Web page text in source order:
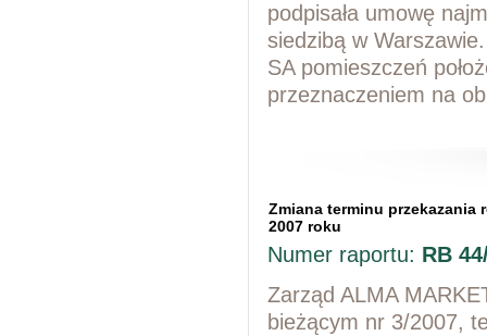
podpisała umowę
siedzibą w
SA pomieszczeń
przeznaczeniem na
Zmiana terminu przekazania
2007 roku
Numer raportu: RB
Zarząd ALMA
bieżącym nr 3/2007,